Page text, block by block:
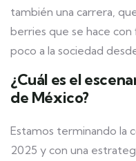
también una carrera,
berries que se hace
poco a la sociedad
¿Cuál es el
de México?
Estamos terminando la
2025 y con una